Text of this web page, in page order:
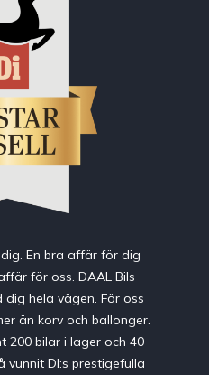
En bra affär för dig
för oss. DAAL Bils
hela vägen. För oss
än korv och ballonger.
200 bilar i lager och 40
vunnit DI:s prestigefulla